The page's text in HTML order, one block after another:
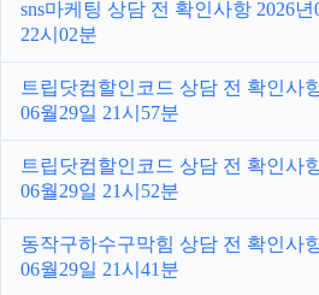
sns마케팅 상담 전 확인사항 2026년
22시02분
트립닷컴할인코드 상담 전 확인사
06월29일 21시57분
트립닷컴할인코드 상담 전 확인사
06월29일 21시52분
동작구하수구막힘 상담 전 확인사
06월29일 21시41분